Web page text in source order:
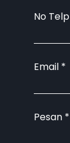
No Telp
Email *
Pesan *